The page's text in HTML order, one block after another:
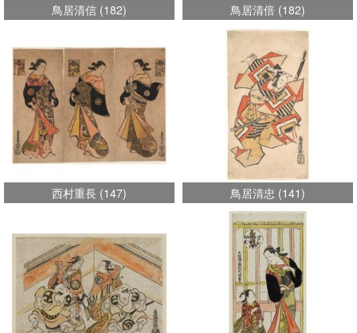
鳥居清信 (182) 鳥居清倍 (182)
西村重長 (147) 鳥居清忠 (141)